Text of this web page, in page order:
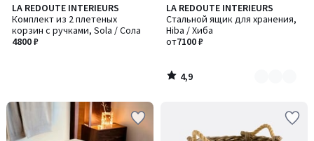
LA REDOUTE INTERIEURS
Комплект из 2 плетеных
корзин с ручками, Sola / Сола
4800 ₽
LA REDOUTE INTERIEURS
Стальной ящик для хранения,
Hiba / Хиба
от7100 ₽
4,9
/ 5
Количество
цветов:
2
4,9
/